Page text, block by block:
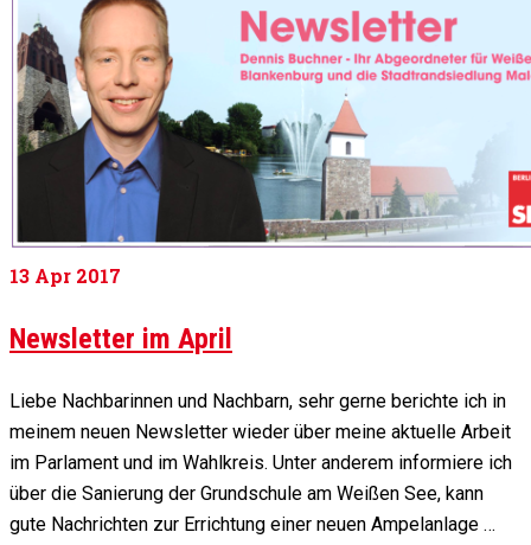
13 Apr 2017
Newsletter im April
Liebe Nachbarinnen und Nachbarn, sehr gerne berichte ich in
meinem neuen Newsletter wieder über meine aktuelle Arbeit
im Parlament und im Wahlkreis. Unter anderem informiere ich
über die Sanierung der Grundschule am Weißen See, kann
gute Nachrichten zur Errichtung einer neuen Ampelanlage …